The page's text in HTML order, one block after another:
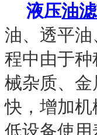
液压油
油、 透平油
程中由于
械杂质、 金
快，增加
低设备使